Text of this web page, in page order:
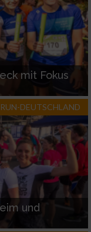
mit Fokus
RUN-DEUTSCHLAND
und